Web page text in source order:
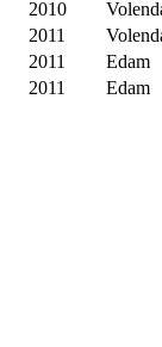
2010
2011
2011
Edam
2011 Edam